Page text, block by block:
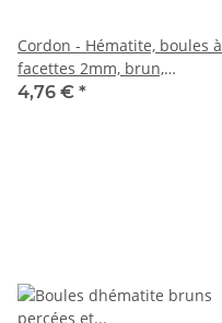
Cordon - Hématite, boules à
facettes 2mm, brun,
longueur 38cm /1890
4,76 € *